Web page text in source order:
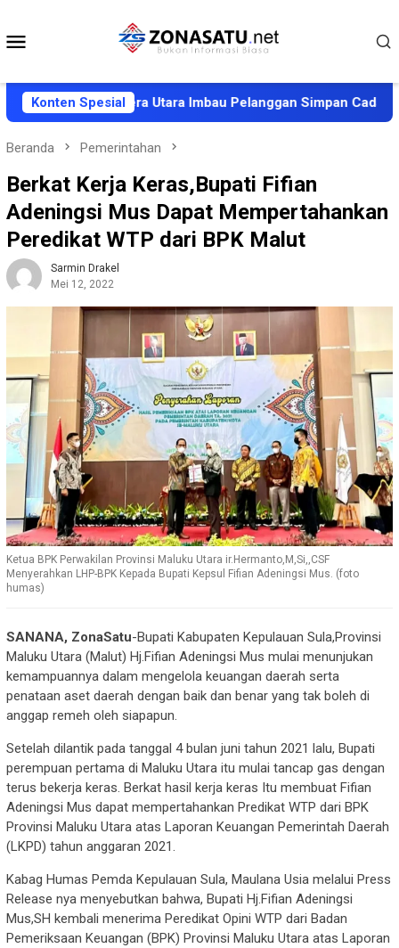
konten
Konten Spesial
Halmahera Utara Imbau Pelanggan Simpan Cadangan Air
Beranda Pemerintahan
Berkat Kerja Keras,Bupati Fifian
Adeningsi Mus Dapat Mempertahankan
Peredikat WTP dari BPK Malut
Sarmin Drakel
Mei 12, 2022
Ketua BPK Perwakilan Provinsi Maluku Utara ir.Hermanto,M,Si,,CSF
Menyerahkan LHP-BPK Kepada Bupati Kepsul Fifian Adeningsi Mus. (foto
humas)
SANANA, ZonaSatu-Bupati Kabupaten Kepulauan Sula,Provinsi
Maluku Utara (Malut) Hj.Fifian Adeningsi Mus mulai menunjukan
kemampuannya dalam mengelola keuangan daerah serta
penataan aset daerah dengan baik dan benar yang tak boleh di
anggap remeh oleh siapapun.
Setelah dilantik pada tanggal 4 bulan juni tahun 2021 lalu, Bupati
perempuan pertama di Maluku Utara itu mulai tancap gas dengan
terus bekerja keras. Berkat hasil kerja keras Itu membuat Fifian
Adeningsi Mus dapat mempertahankan Predikat WTP dari BPK
Provinsi Maluku Utara atas Laporan Keuangan Pemerintah Daerah
(LKPD) tahun anggaran 2021.
Kabag Humas Pemda Kepulauan Sula, Maulana Usia melalui Press
Release nya menyebutkan bahwa, Bupati Hj.Fifian Adeningsi
Mus,SH kembali menerima Peredikat Opini WTP dari Badan
Pemeriksaan Keuangan (BPK) Provinsi Maluku Utara atas Laporan